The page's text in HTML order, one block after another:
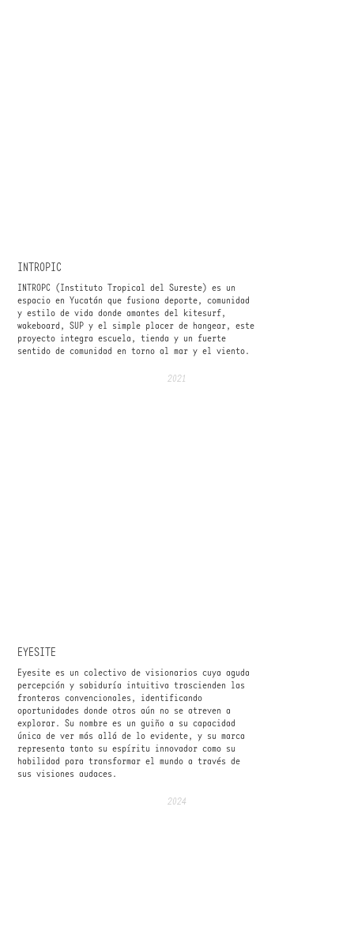
INTROPIC
INTROPC (Instituto Tropical del Sureste) es un
espacio en Yucatán que fusiona deporte, comunidad
y estilo de vida donde amantes del kitesurf,
wakeboard, SUP y el simple placer de hangear, este
proyecto integra escuela, tienda y un fuerte
sentido de comunidad en torno al mar y el viento.
2021
EYESITE
Eyesite es un colectivo de visionarios cuya aguda
percepción y sabiduría intuitiva trascienden las
fronteras convencionales, identificando
oportunidades donde otros aún no se atreven a
explorar. Su nombre es un guiño a su capacidad
única de ver más allá de lo evidente, y su marca
representa tanto su espíritu innovador como su
habilidad para transformar el mundo a través de
sus visiones audaces.
2024